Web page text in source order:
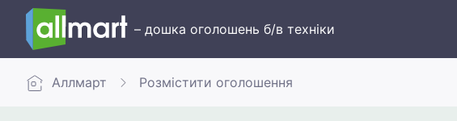
– дошка оголошень б/в техніки
Аллмарт Розмістити оголошення